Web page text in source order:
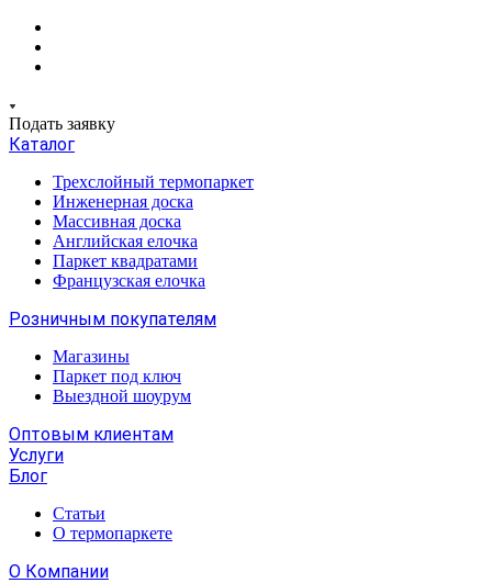
Подать заявку
Каталог
Трехслойный термопаркет
Инженерная доска
Массивная доска
Английская елочка
Паркет квадратами
Французская елочка
Розничным покупателям
Магазины
Паркет под ключ
Выездной шоурум
Оптовым клиентам
Услуги
Блог
Статьи
О термопаркете
О Компании